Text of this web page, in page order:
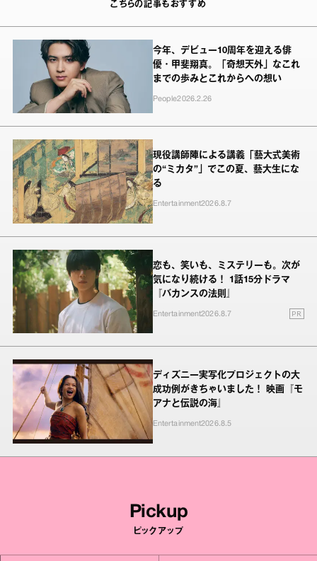
こちらの記事もおすすめ
今年、デビュー10周年を迎える俳
優・甲斐翔真。「奇想天外」なこれ
までの歩みとこれからへの想い
People2026.2.26
現役講師陣による講義「藝大式美術
の“ミカタ”」でこの夏、藝大生にな
る
Entertainment2026.8.7
恋も、笑いも、ミステリーも。次が
気になり続ける！ 1話15分ドラマ
『バカンスの法則』
Entertainment2026.8.7 PR
ディズニー実写化プロジェクトの大
成功例がきちゃいました！ 映画『モ
アナと伝説の海』
Entertainment2026.8.5
Pickup
ピックアップ